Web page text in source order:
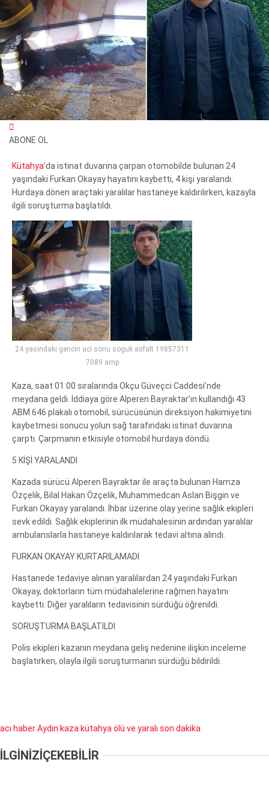
WhatsApp İhbar Hattı
Facebook
Instagram
Youtube
ABONE OL
Kütahya’da istinat duvarına çarpan otomobilde bulunan 24
yaşındaki Furkan Okayay hayatını kaybetti, 4 kişi yaralandı.
Hurdaya dönen araçtaki yaralılar hastaneye kaldırılırken, kazayla
ilgili soruşturma başlatıldı.
24 yasindaki gencin aci sonu soguk asfalt 19857311
7089 amp
Kaza, saat 01.00 sıralarında Okçu Güveçci Caddesi’nde
meydana geldi. İddiaya göre Alperen Bayraktar’ın kullandığı 43
ABM 646 plakalı otomobil, sürücüsünün direksiyon hakimiyetini
kaybetmesi sonucu yolun sağ tarafındaki istinat duvarına
çarptı. Çarpmanın etkisiyle otomobil hurdaya döndü.
5 KİŞİ YARALANDI
Kazada sürücü Alperen Bayraktar ile araçta bulunan Hamza
Özçelik, Bilal Hakan Özçelik, Muhammedcan Aslan Bişgin ve
Furkan Okayay yaralandı. İhbar üzerine olay yerine sağlık ekipleri
sevk edildi. Sağlık ekiplerinin ilk müdahalesinin ardından yaralılar
ambulanslarla hastaneye kaldırılarak tedavi altına alındı.
FURKAN OKAYAY KURTARILAMADI
Hastanede tedaviye alınan yaralılardan 24 yaşındaki Furkan
Okayay, doktorların tüm müdahalelerine rağmen hayatını
kaybetti. Diğer yaralıların tedavisinin sürdüğü öğrenildi.
SORUŞTURMA BAŞLATILDI
Polis ekipleri kazanın meydana geliş nedenine ilişkin inceleme
başlatırken, olayla ilgili soruşturmanın sürdüğü bildirildi.
acı haberAydın kaza kütahya ölü ve yaralı son dakika
İLGİNİZİÇEKEBİLİR